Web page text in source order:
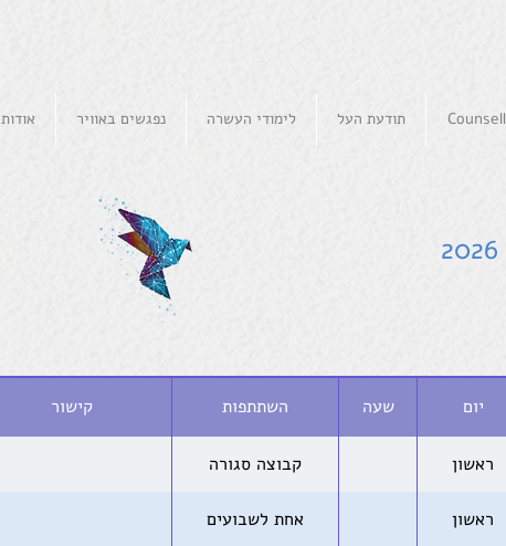
תודעת העל לימודי העשרה נפגשים באוויר
יום שעה השתתפות קישור
ראשון קבוצה סגורה
ראשון אחת לשבועים